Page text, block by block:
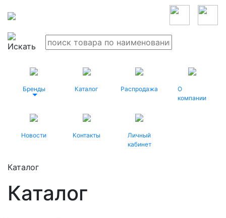
Бренды Каталог Распродажа
О
компании
Новости Контакты
Личный
кабинет
Каталог
Каталог